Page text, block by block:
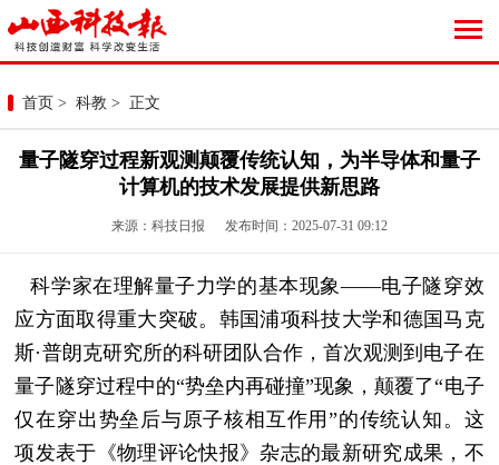
首页 > 科教 > 正文
量子隧穿过程新观测颠覆传统认知，为半导体和量子
计算机的技术发展提供新思路
来源：科技日报 发布时间：2025-07-31 09:12
科学家在理解量子力学的基本现象——电子隧穿效
应方面取得重大突破。韩国浦项科技大学和德国马克
斯·普朗克研究所的科研团队合作，首次观测到电子在
量子隧穿过程中的“势垒内再碰撞”现象，颠覆了“电子
仅在穿出势垒后与原子核相互作用”的传统认知。这
项发表于《物理评论快报》杂志的最新研究成果，不